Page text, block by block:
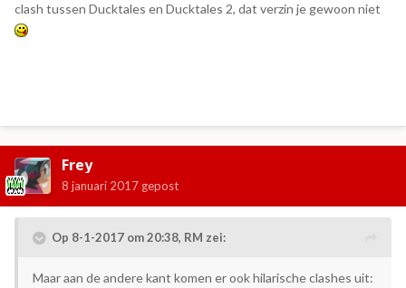
clash tussen Ducktales en Ducktales 2, dat verzin je gewoon niet
Frey
8 januari 2017 gepost
Op 8-1-2017 om 20:38, RM zei:
Maar aan de andere kant komen er ook hilarische clashes uit: